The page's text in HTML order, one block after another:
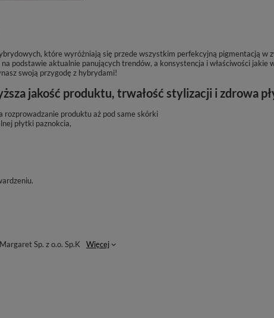
które wyróżniają się przede wszystkim perfekcyjną pigmentacją
podstawie aktualnie panujących trendów, a konsystencja i właściwości jakie
swoją przygodę z hybrydami!
jakość produktu, trwałość stylizacji i zdrowa
produktu aż pod same skórki
płytki paznokcia,
Sp. z o.o. Sp.K Więcej